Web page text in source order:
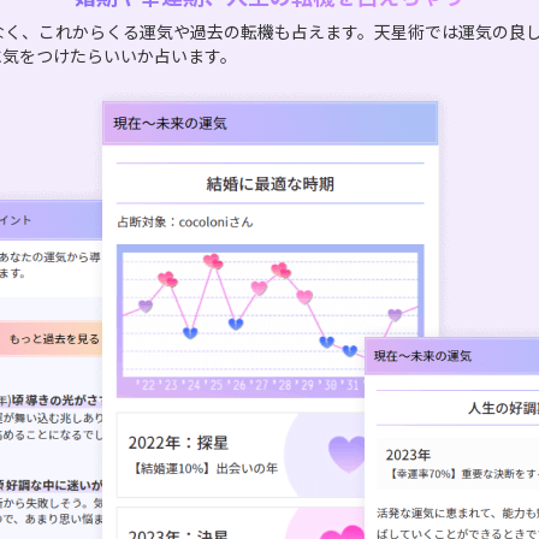
、これからくる運気や過去の転機も占えます。天星術では運気の良
をつけたらいいか占います。